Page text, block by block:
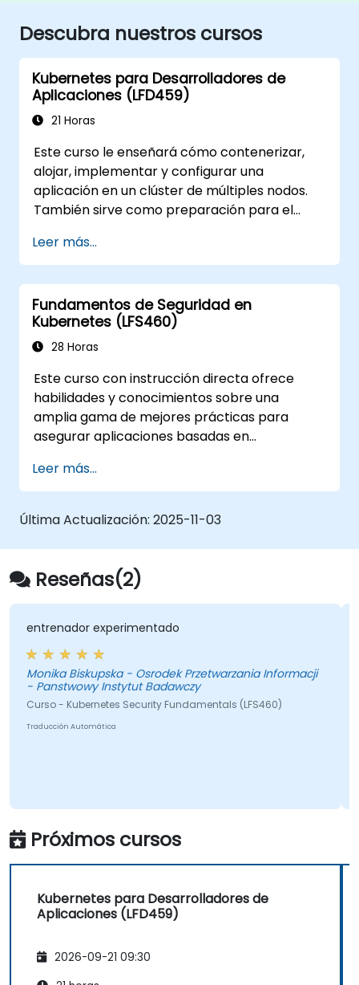
Descubra nuestros cursos
Kubernetes para Desarrolladores de
Aplicaciones (LFD459)
21 Horas
Este curso le enseñará cómo contenerizar,
alojar, implementar y configurar una
aplicación en un clúster de múltiples nodos.
También sirve como preparación para el
Kubernetes (CKAD).
Leer más...
Fundamentos de Seguridad en
Kubernetes (LFS460)
28 Horas
Este curso con instrucción directa ofrece
habilidades y conocimientos sobre una
amplia gama de mejores prácticas para
asegurar aplicaciones basadas en
durante la fase de construcción,
implementación y ejecución.
Leer más...
Última Actualización: 2025-11-03
Reseñas(2)
entrenador experimentado
Monika Biskupska - Osrodek Przetwarzania Informacji
- Panstwowy Instytut Badawczy
Curso - Kubernetes Security Fundamentals (LFS460)
Traducción Automática
Próximos cursos
Kubernetes para Desarrolladores de
Aplicaciones (LFD459)
2026-09-21 09:30